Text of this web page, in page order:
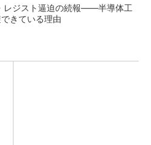
レジスト逼迫の続報――半導体工
きている理由